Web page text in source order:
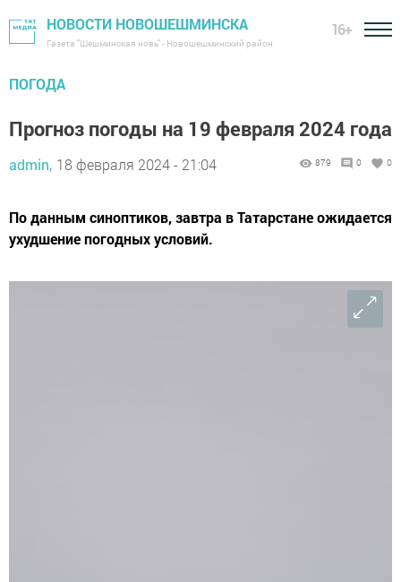
НОВОСТИ НОВОШЕШМИНСКА
Газета "Шешминская новь" - Новошешминский район
16+
ПОГОДА
Прогноз погоды на 19 февраля 2024 года
admin, 18 февраля 2024 - 21:04 879 0 0
По данным синоптиков, завтра в Татарстане ожидается
ухудшение погодных условий.